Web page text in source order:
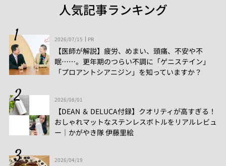
人気記事ランキング
2026/07/15 PR
【医師が解説】疲労、めまい、頭痛、不安や不
眠……。更年期のつらい不調に「ゲニステイン」
「プロアントシアニジン」を知っていますか？
2026/08/01
【DEAN ＆ DELUCA付録】クオリティが高すぎる！
おしゃれマットなステンレスボトルをリアルレビュ
ー│かがやき隊 伊藤里絵
2026/04/19